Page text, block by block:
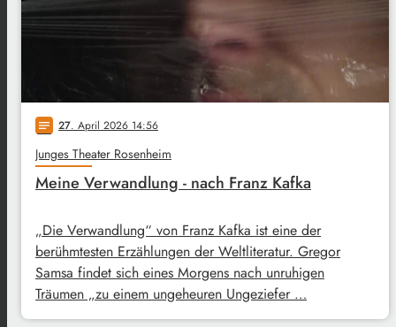
notes 27. April 2026 14:56
Junges Theater Rosenheim
Meine Verwandlung - nach Franz Kafka
„Die Verwandlung“ von Franz Kafka ist eine der
berühmtesten Erzählungen der Weltliteratur. Gregor
Samsa findet sich eines Morgens nach unruhigen
Träumen „zu einem ungeheuren Ungeziefer …